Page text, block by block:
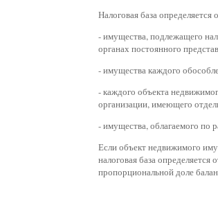
Налоговая база
- имущества, подлежащего
органах постоянного
- имущества каждого
- каждого объекта
организации, имеющего
- имущества, облагаемого по
Если объект недвижимого
налоговая база
пропорциональной доле